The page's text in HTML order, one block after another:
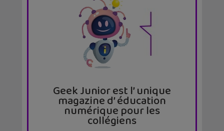
Geek Junior est l’ unique
magazine d’ éducation
numérique pour les
collégiens